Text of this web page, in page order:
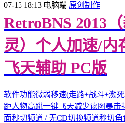
07-13 18:13 电脑端 原创制作
RetroBNS 2013
灵）个人加速/内
飞天辅助 PC版
软件功能微弱移速(走路+战斗+濒
距人物高跳一键飞天减少读图暴击
面秒切频道 / 无CD切换频道秒切角